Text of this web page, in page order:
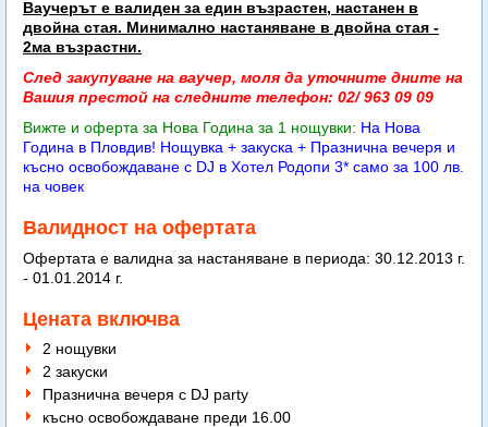
Ваучерът е валиден за един възрастен, настанен в
двойна стая. Минимално настаняване в двойна стая -
2ма възрастни.
След закупуване на ваучер, моля да уточните дните на
Вашия престой на следните телефон: 02/ 963 09 09
Вижте и оферта за Нова Година за 1 нощувки: На Нова
Година в Пловдив! Нощувка + закуска + Празнична вечеря и
късно освобождаване с DJ в Хотел Родопи 3* само за 100 лв.
на човек
Валидност на офертата
Офертата е валидна за настаняване в периода: 30.12.2013 г.
- 01.01.2014 г.
Цената включва
2 нощувки
2 закуски
Празнична вечеря с DJ party
късно освобождаване преди 16.00